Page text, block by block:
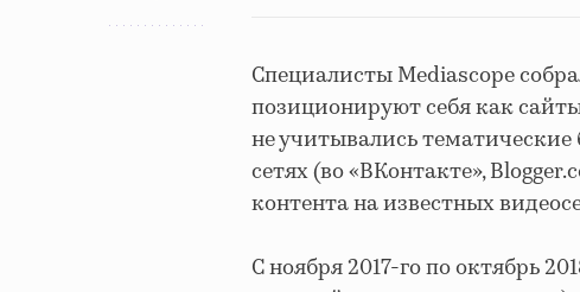
Специалисты Mediascope
позиционируют себя как
не учитывались тематические
сетях (во «ВКонтакте»,
контента на известных
С ноября 2017-го по октябрь